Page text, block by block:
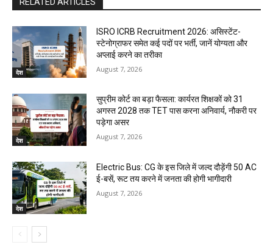
देश
ISRO ICRB Recruitment 2026: असिस्टेंट-
स्टेनोग्राफर समेत कई पदों पर भर्ती, जानें योग्यता और
अप्लाई करने का तरीका
August 7, 2026
देश
सुप्रीम कोर्ट का बड़ा फैसला: कार्यरत शिक्षकों को 31
अगस्त 2028 तक TET पास करना अनिवार्य, नौकरी पर
पड़ेगा असर
August 7, 2026
देश
Electric Bus: CG के इस जिले में जल्द दौड़ेंगी 50 AC
ई-बसें, रूट तय करने में जनता की होगी भागीदारी
August 7, 2026